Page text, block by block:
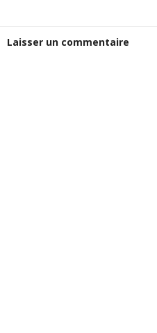
Laisser un commentaire